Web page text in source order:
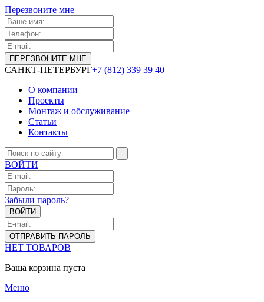
Перезвоните мне
САНКТ-ПЕТЕРБУРГ+7 (812) 339 39 40
О компании
Проекты
Монтаж и обслуживание
Статьи
Контакты
ВОЙТИ
Забыли пароль?
НЕТ ТОВАРОВ
Ваша корзина пуста
Меню